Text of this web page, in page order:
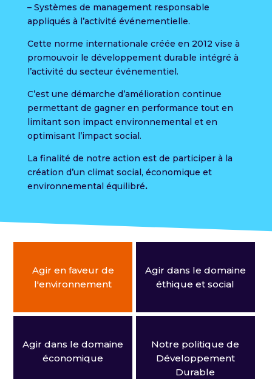
– Systèmes de management responsable
appliqués à l’activité événementielle.
Cette norme internationale créée en 2012 vise à
promouvoir le développement durable intégré à
l’activité du secteur événementiel.
C’est une démarche d’amélioration continue
permettant de gagner en performance tout en
limitant son impact environnemental et en
optimisant l’impact social.
La finalité de notre action est de participer à la
création d’un climat social, économique et
environnemental équilibré.
Agir en faveur de
l'environnement
Agir dans le domaine
éthique et social
Agir dans le domaine
économique
Notre politique de
Développement
Durable